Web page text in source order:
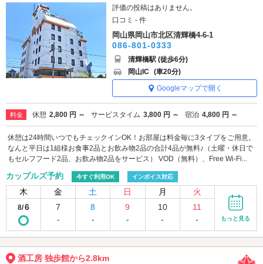
評価の投稿はありません。
口コミ - 件
岡山県岡山市北区清輝橋4-6-1
086-801-0333
清輝橋駅 (徒歩6分)
岡山IC (車20分)
Googleマップで開く
料金 休憩 2,800 円 ～ サービスタイム 3,800 円 ～ 宿泊 4,800 円 ～
休憩は24時間いつでもチェックインOK！お部屋は料金毎に3タイプをご用意。
なんと平日は1組様お食事2品とお飲み物2品の合計4品が無料♪（土曜・休日で
もセルフフード2品、お飲み物2品をサービス） VOD（無料）、Free Wi-Fi...
カップルズ予約 今すぐ利用OK インボイス対応
木 金 土 日 月 火
8/6
7
-
8
-
9
-
10
-
11
-
もっと見る
酒工房 独歩館から2.8km